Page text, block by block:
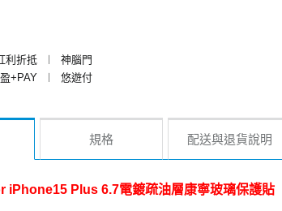
利折抵 ︱
神腦門
+PAY ︱
悠遊付
規格 配送與退貨說明
iPhone15 Plus 6.7電鍍疏油層康寧玻璃保護貼